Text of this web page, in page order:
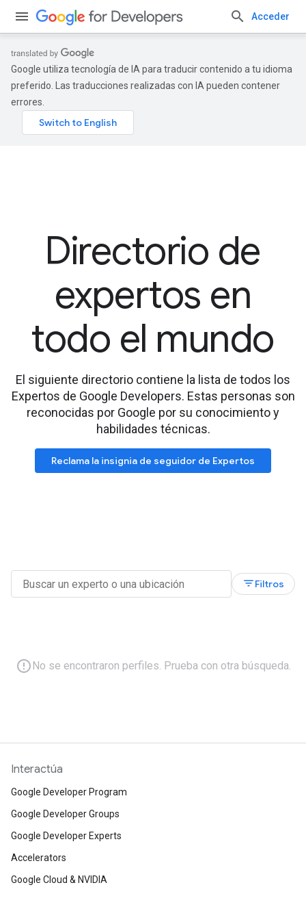
Acceder
Google utiliza tecnología de IA para traducir contenido a tu idioma
preferido. Las traducciones realizadas con IA pueden contener
errores.
Directorio de
expertos en
todo el mundo
El siguiente directorio contiene la lista de todos los
Expertos de Google Developers. Estas personas son
reconocidas por Google por su conocimiento y
habilidades técnicas.
Reclama la insignia de seguidor de Expertos
filter_listFiltros
error_outlineNo se encontraron perfiles. Prueba con otra búsqueda.
Interactúa
Google Developer Program
Google Developer Groups
Google Developer Experts
Accelerators
Google Cloud & NVIDIA